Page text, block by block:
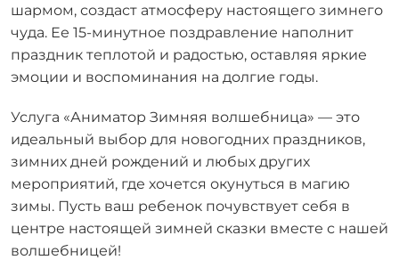
шармом, создаст атмосферу настоящего зимнего
чуда. Ее 15-минутное поздравление наполнит
праздник теплотой и радостью, оставляя яркие
эмоции и воспоминания на долгие годы.
Услуга «Аниматор Зимняя волшебница» — это
идеальный выбор для новогодних праздников,
зимних дней рождений и любых других
мероприятий, где хочется окунуться в магию
зимы. Пусть ваш ребенок почувствует себя в
центре настоящей зимней сказки вместе с нашей
волшебницей!